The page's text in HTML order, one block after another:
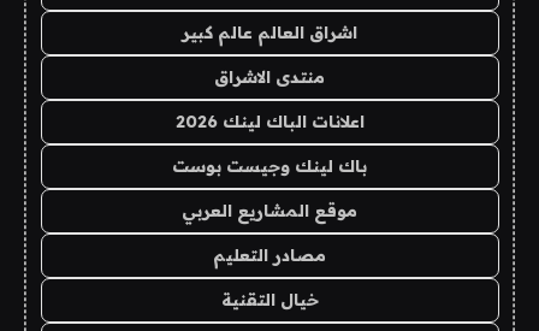
اشراق العالم عالم كبير
منتدى الاشراق
اعلانات الباك لينك 2026
باك لينك وجيست بوست
موقع المشاريع العربي
مصادر التعليم
خيال التقنية